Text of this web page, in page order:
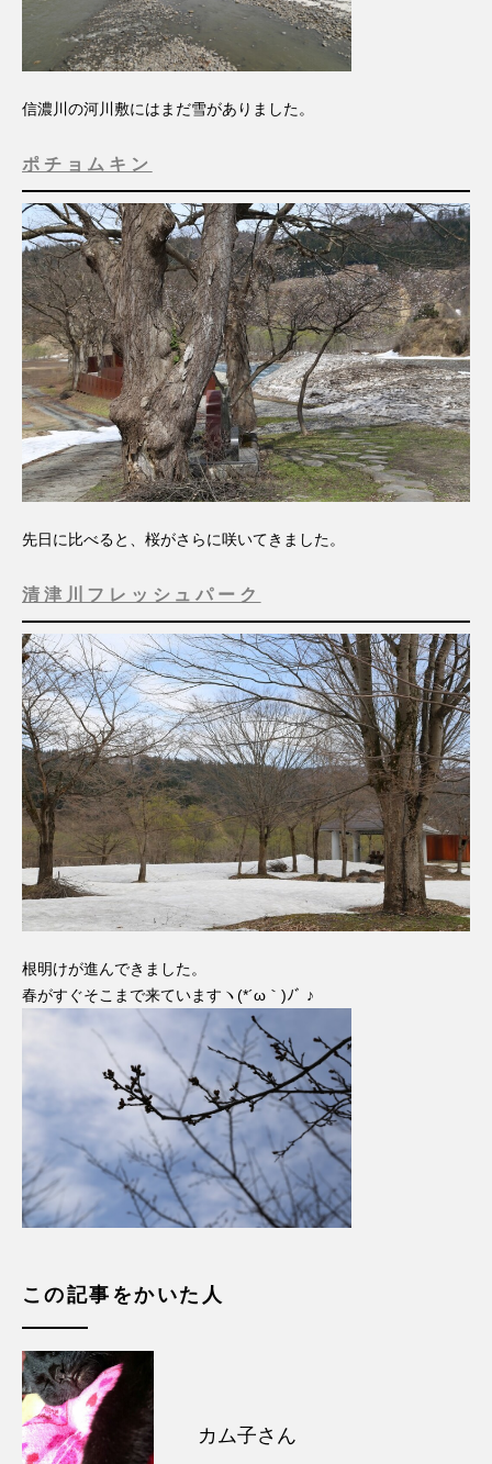
信濃川の河川敷にはまだ雪がありました。
ポチョムキン
先日に比べると、桜がさらに咲いてきました。
清津川フレッシュパーク
根明けが進んできました。
春がすぐそこまで来ていますヽ(*´ω｀ )ﾉﾞ ♪
この記事をかいた人
カム子さん